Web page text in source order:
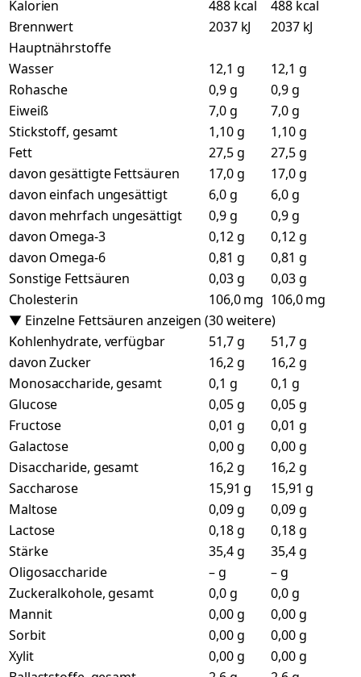
Kalorien 488 kcal
488 kcal
Brennwert
2037 kJ
2037 kJ
Hauptnährstoffe
Wasser
12,1 g
12,1 g
Rohasche
0,9 g
0,9 g
Eiweiß
7,0 g
7,0 g
Stickstoff, gesamt
1,10 g
1,10 g
Fett
27,5 g
27,5 g
davon gesättigte Fettsäuren
17,0 g
17,0 g
davon einfach ungesättigt
6,0 g
6,0 g
davon mehrfach ungesättigt
0,9 g
0,9 g
davon Omega-3
0,12 g
0,12 g
davon Omega-6
0,81 g
0,81 g
Sonstige Fettsäuren
0,03 g
0,03 g
Cholesterin
106,0 mg 106,0 mg
▼ Einzelne Fettsäuren anzeigen (30 weitere)
Kohlenhydrate, verfügbar
51,7 g
51,7 g
davon Zucker
16,2 g
16,2 g
Monosaccharide, gesamt
0,1 g
0,1 g
Glucose
0,05 g
0,05 g
Fructose
0,01 g
0,01 g
Galactose
0,00 g
0,00 g
Disaccharide, gesamt
16,2 g
16,2 g
Saccharose
15,91 g
15,91 g
Maltose
0,09 g
0,09 g
Lactose
0,18 g
0,18 g
Stärke
35,4 g
35,4 g
Oligosaccharide
– g
– g
Zuckeralkohole, gesamt
0,0 g
0,0 g
Mannit
0,00 g
0,00 g
Sorbit
0,00 g
0,00 g
Xylit
0,00 g
0,00 g